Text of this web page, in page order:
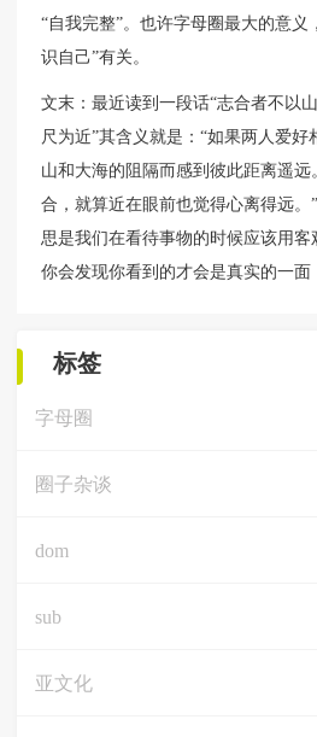
“自我完整”。也许字母圈最大的意义
识自己”有关。
文末：最近读到一段话“志合者不以
尺为近”其含义就是：“如果两人爱
山和大海的阻隔而感到彼此距离遥
合，就算近在眼前也觉得心离得远。
思是我们在看待事物的时候应该用
你会发现你看到的才会是真实的一面
标签
字母圈
圈子杂谈
dom
sub
亚文化